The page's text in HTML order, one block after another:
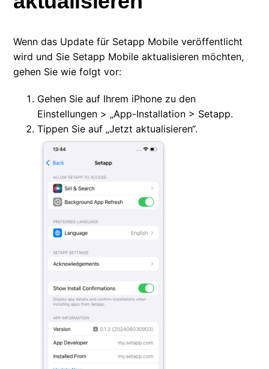
Wenn das Update für Setapp Mobile veröffentlicht
wird und Sie Setapp Mobile aktualisieren möchten,
gehen Sie wie folgt vor:
Gehen Sie auf Ihrem iPhone zu den
Einstellungen > „App-Installation > Setapp.
Tippen Sie auf „Jetzt aktualisieren“.